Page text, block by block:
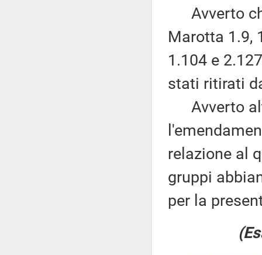
Avverto
Marotta 1.9,
1.104 e
stati ritirati
Avverto
relazione al
gruppi
per la